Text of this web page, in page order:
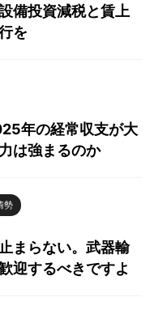
備投資減税と賃上
を
年の経常収支が大
は強まるのか
勢
まらない。武器輸
迎するべきですよ